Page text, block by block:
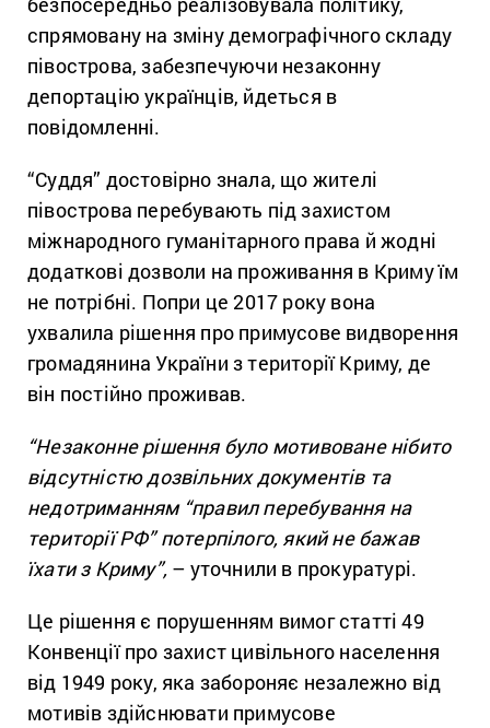
спрямовану на зміну демографічного складу
півострова, забезпечуючи незаконну
депортацію українців, йдеться в
повідомленні.
“Суддя” достовірно знала, що жителі
півострова перебувають під захистом
міжнародного гуманітарного права й жодні
додаткові дозволи на проживання в Криму їм
не потрібні. Попри це 2017 року вона
ухвалила рішення про примусове видворення
громадянина України з території Криму, де
він постійно проживав.
“Незаконне рішення було мотивоване нібито
відсутністю дозвільних документів та
недотриманням “правил перебування на
території РФ” потерпілого, який не бажав
їхати з Криму”, – уточнили в прокуратурі.
Це рішення є порушенням вимог статті 49
Конвенції про захист цивільного населення
від 1949 року, яка забороняє незалежно від
мотивів здійснювати примусове